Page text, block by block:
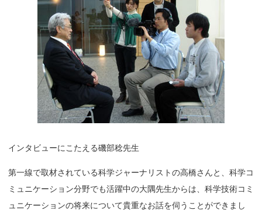
インタビューにこたえる磯部稔先生
第一線で取材されている科学ジャーナリストの高橋さんと、科学コ
ミュニケーション分野でも活躍中の大隅先生からは、科学技術コミ
ュニケーションの将来について貴重なお話を伺うことができまし